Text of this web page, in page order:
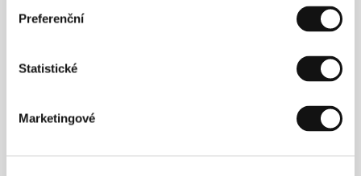
Preferenční
Statistické
Marketingové
viz Pocta Johnu Cassavetesovi&nbsp;
Stadtkino Filmverleih und